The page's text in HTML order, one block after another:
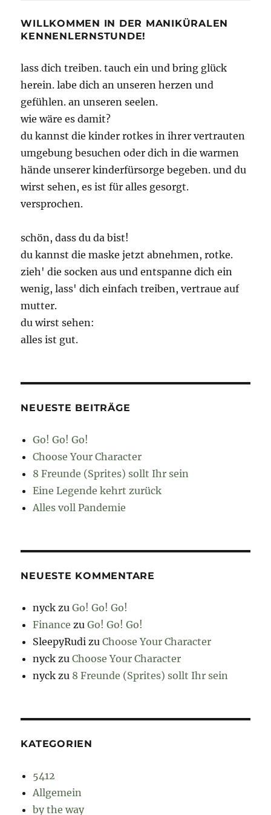
WILLKOMMEN IN DER MANIKÜRALEN
KENNENLERNSTUNDE!
lass dich treiben. tauch ein und bring glück
herein. labe dich an unseren herzen und
gefühlen. an unseren seelen.
wie wäre es damit?
du kannst die kinder rotkes in ihrer vertrauten
umgebung besuchen oder dich in die warmen
hände unserer kinderfürsorge begeben. und du
wirst sehen, es ist für alles gesorgt.
versprochen.
schön, dass du da bist!
du kannst die maske jetzt abnehmen, rotke.
zieh' die socken aus und entspanne dich ein
wenig, lass' dich einfach treiben, vertraue auf
mutter.
du wirst sehen:
alles ist gut.
NEUESTE BEITRÄGE
Go! Go! Go!
Choose Your Character
8 Freunde (Sprites) sollt Ihr sein
Eine Legende kehrt zurück
Alles voll Pandemie
NEUESTE KOMMENTARE
nyck zuGo! Go! Go!
Finance zuGo! Go! Go!
SleepyRudi zuChoose Your Character
nyck zuChoose Your Character
nyck zu 8 Freunde (Sprites) sollt Ihr sein
KATEGORIEN
5412
Allgemein
by the way